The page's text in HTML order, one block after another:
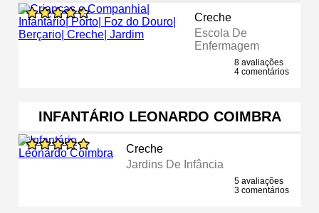
Creche
Escola De
Enfermagem
8 avaliações
4 comentários
INFANTÁRIO LEONARDO COIMBRA
Creche
Jardins De Infância
5 avaliações
3 comentários